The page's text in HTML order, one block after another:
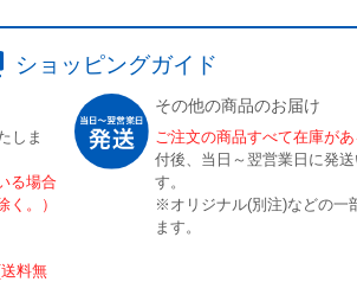
ショッピングガイド
しま
る場合
。）
料無
その他の商品のお届け
ご注文の商品すべて在庫があ
付後、当日～翌営業日に発送
す。
※オリジナル(別注)などの一
ます。